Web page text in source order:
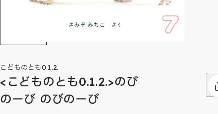
こどものとも0.1.2.
<こどものとも0.1.2.>のび
のーび のびのーび